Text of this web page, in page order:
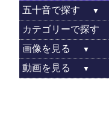
五十音で探す
カテゴリーで探す
画像を見る
動画を見る